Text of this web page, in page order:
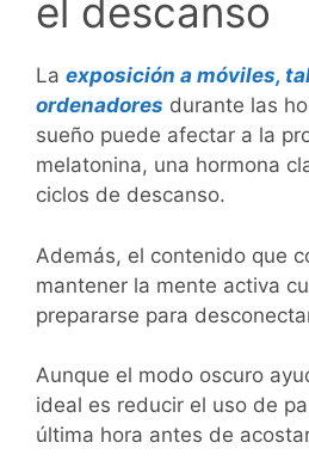
el descanso
La exposición a móviles,
ordenadores durante las
sueño puede afectar a la
melatonina, una hormona
ciclos de descanso.
Además, el contenido que
mantener la mente activa
prepararse para
Aunque el modo oscuro
ideal es reducir el uso de
última hora antes de